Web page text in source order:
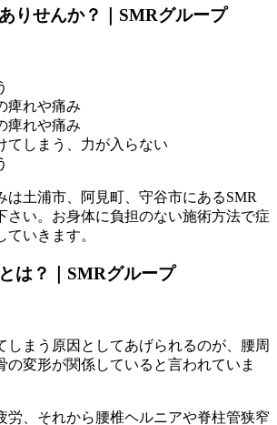
りせんか？｜SMRグループ
痺れや痛み
痺れや痛み
てしまう、力が入らない
は土浦市、阿見町、守谷市にあるSMR
さい。お身体に負担のない施術方法で症
いきます。
は？｜SMRグループ
しまう原因としてあげられるのが、腰周
の変形が関係していると言われていま
労、それから腰椎ヘルニアや脊柱管狭窄